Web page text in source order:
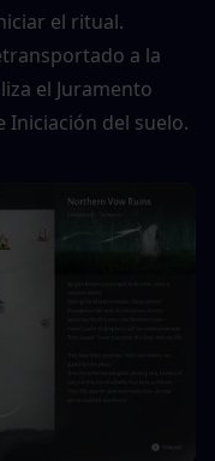
el ritual.
a la
el Juramento
Iniciación del suelo.